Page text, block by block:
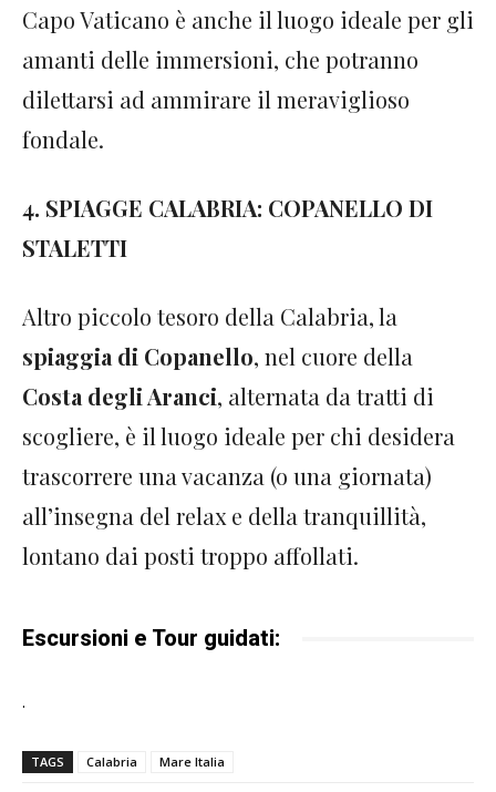
Capo Vaticano è anche il luogo ideale per gli
amanti delle immersioni, che potranno
dilettarsi ad ammirare il meraviglioso
fondale.
4. SPIAGGE CALABRIA: COPANELLO DI
STALETTI
Altro piccolo tesoro della Calabria, la
spiaggia di Copanello, nel cuore della
Costa degli Aranci, alternata da tratti di
scogliere, è il luogo ideale per chi desidera
trascorrere una vacanza (o una giornata)
all’insegna del relax e della tranquillità,
lontano dai posti troppo affollati.
Escursioni e Tour guidati:
.
TAGS Calabria Mare Italia